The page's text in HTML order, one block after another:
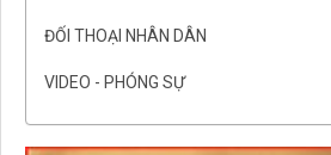
ĐỐI THOẠI NHÂN DÂN
VIDEO - PHÓNG SỰ